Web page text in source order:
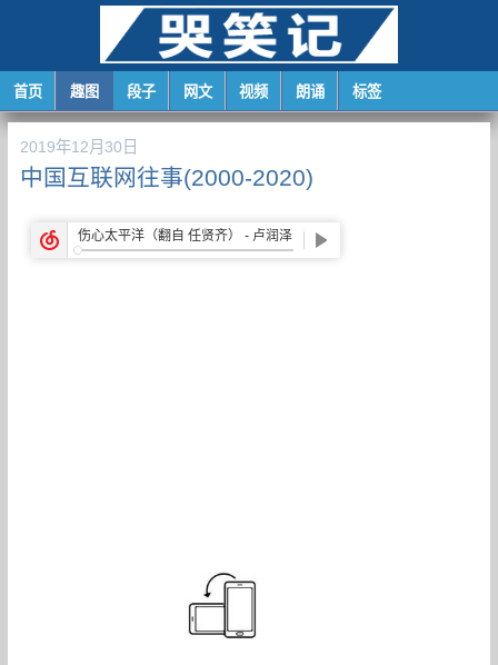
首页 趣图 段子 网文 视频 朗诵 标签
2019年12月30日
中国互联网往事(2000-2020)